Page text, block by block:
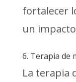
fortalecer
un
6. Terapia de
La terapia